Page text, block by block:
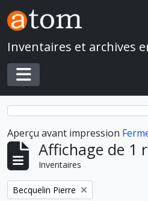
Skip to main content
Inventaires et archives
Toggle navigation
Aperçu avant impression
Affichage de 1
Inventaires
Remove filter:
Becquelin Pierre